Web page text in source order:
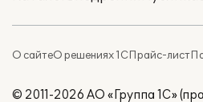
О сайтеО решениях 1СПрайс-лист
© 2011-2026 АО «Группа 1С»